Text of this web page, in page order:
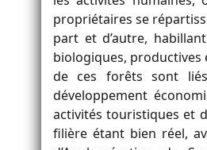
propriétaires se
part et d’autre,
biologiques, productives
de ces forêts sont
développement
activités touristiques et
filière étant bien réel,